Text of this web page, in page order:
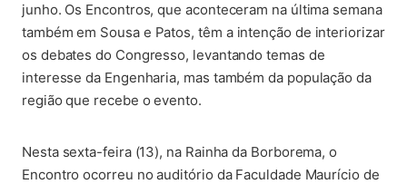
junho. Os Encontros, que aconteceram na última semana
também em Sousa e Patos, têm a intenção de interiorizar
os debates do Congresso, levantando temas de
interesse da Engenharia, mas também da população da
região que recebe o evento.
(abre em nova aba)
Nesta sexta-feira (13), na Rainha da Borborema, o
Encontro ocorreu no auditório da Faculdade Maurício de